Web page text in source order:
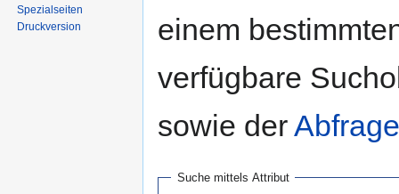
einem
verfügbare
sowie der
Suche mittels Attribut
Spezialseiten
Druckversion